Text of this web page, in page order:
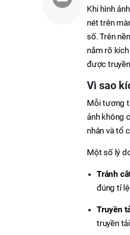
Khi hình
nét trên
số. Trên
nắm rõ
được
Vì sao
Mỗi tương
ảnh không
nhân và tổ
Một số lý
Tránh
đúng tỉ
Truyền
truyền